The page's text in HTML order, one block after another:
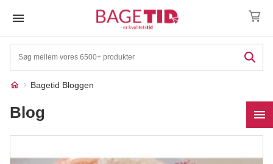
Bagetid Bloggen
Blog